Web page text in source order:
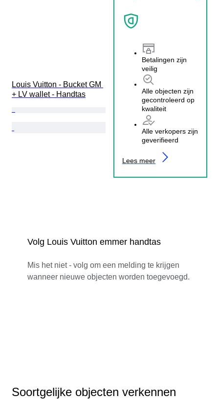
Louis Vuitton - Bucket GM
+ LV wallet - Handtas
Betalingen zijn
veilig
Alle objecten zijn
gecontroleerd op
kwaliteit
Alle verkopers zijn
geverifieerd
Lees meer
Volg Louis Vuitton emmer handtas
Mis het niet - volg om een melding te krijgen
wanneer nieuwe objecten worden toegevoegd.
Soortgelijke objecten verkennen